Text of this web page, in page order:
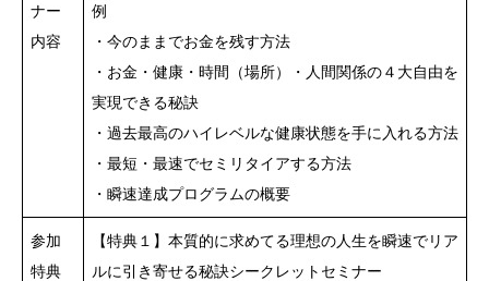
ナー
内容
例
・今のままでお金を残す方法
・お金・健康・時間（場所）・人間関係の４大自由を
実現できる秘訣
・過去最高のハイレベルな健康状態を手に入れる方法
・最短・最速でセミリタイアする方法
・瞬速達成プログラムの概要
参加
特典
【特典１】本質的に求めてる理想の人生を瞬速でリア
ルに引き寄せる秘訣シークレットセミナー